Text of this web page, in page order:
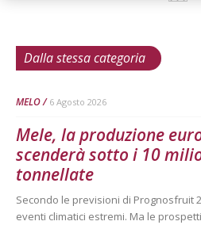
Dalla stessa categoria
MELO 6 Agosto 2026
Mele, la produzione
scenderà sotto i 10
tonnellate
Secondo le previsioni di Prognosfruit
eventi climatici estremi. Ma le